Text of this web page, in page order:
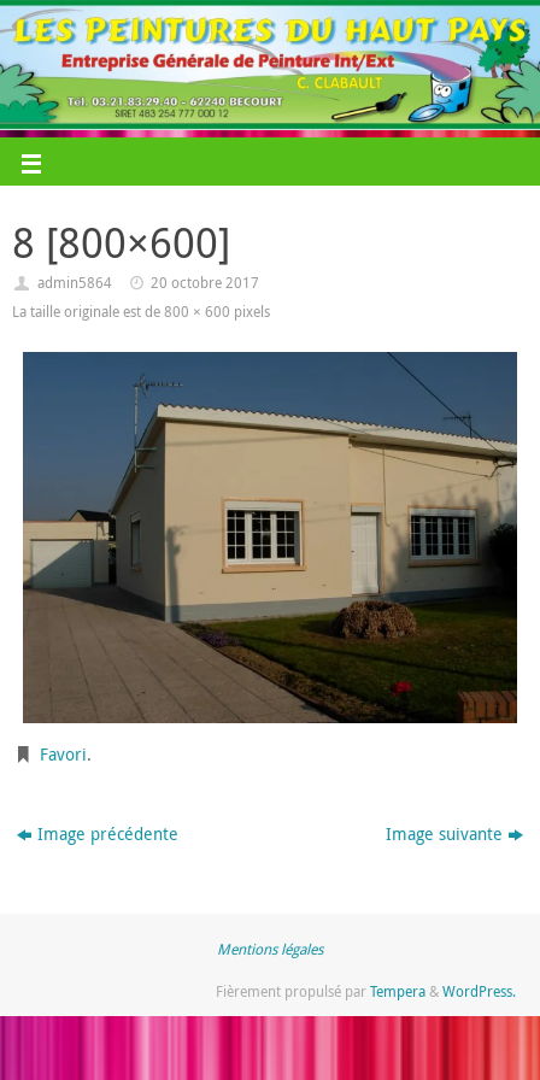
8 [800×600]
admin5864
20 octobre 2017
La taille originale est de800 × 600 pixels
Favori.
Image précédente Image suivante
Mentions légales
Fièrement propulsé parTempera&WordPress.